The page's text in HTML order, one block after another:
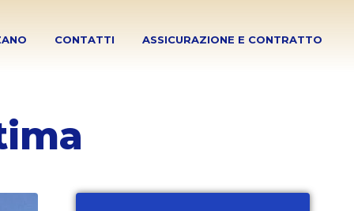
CONTATTI ASSICURAZIONE E CONTRATTO